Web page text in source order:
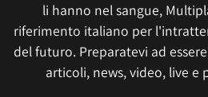
li hanno nel sangue,
riferimento italiano per
del futuro. Preparatevi ad
articoli, news, video, live e